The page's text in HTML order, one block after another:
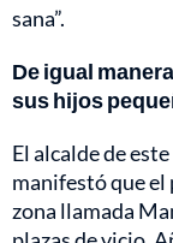
sana”.
De igual
sus hijos
El alcalde de
manifestó que el
zona llamada